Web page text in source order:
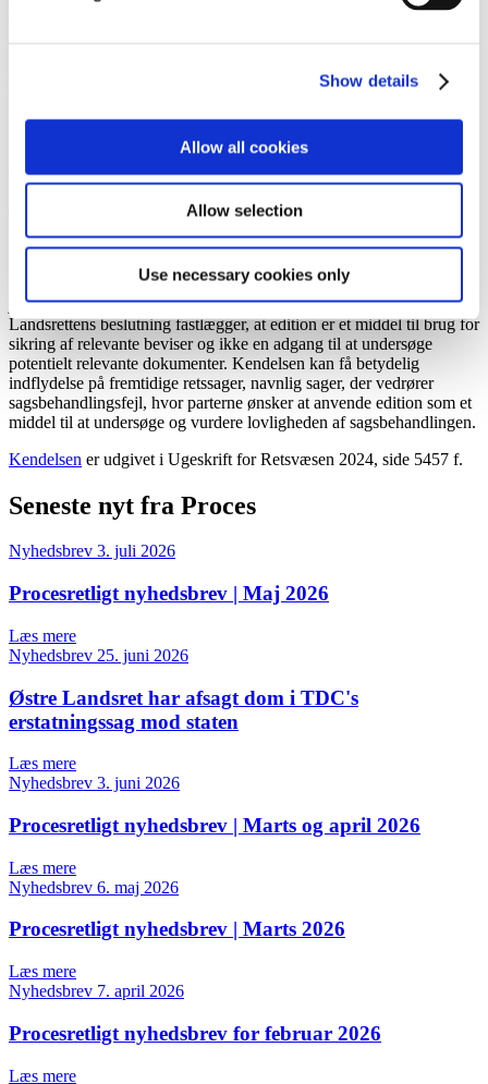
Show details
Allow all cookies
Allow selection
Use necessary cookies only
Formålet med reglerne om tredjemandsedition er at oplyse sagen
er for vidtrækkende eller urimeligt byrdefuldt. Heraf følger, at
edition skal være legitimt og konkret begrundet. Landsretten
omfattede anmodningen den samlede sagsbehandling og en
omfattende gennemgang af dokumenter. Disse to forhold betød, at
anmodning fik karakter af en undersøgelsesmæssig gennemgang af
dokumenter, snarere end en bevissikring. Landsretten fandt derfor, at
tredjemandsedition.
Kendelsen er procesretlig interessant, fordi den præciserer de
juridiske grænser for anvendelsen af tredjemandsedition.
Landsrettens beslutning fastlægger, at edition er et middel til brug for
sikring af relevante beviser og ikke en adgang til at undersøge
potentielt relevante dokumenter. Kendelsen kan få betydelig
indflydelse på fremtidige retssager, navnlig sager, der vedrører
sagsbehandlingsfejl, hvor parterne ønsker at anvende edition som et
middel til at undersøge og vurdere lovligheden af sagsbehandlingen.
Kendelsen er udgivet i Ugeskrift for Retsvæsen 2024, side 5457 f.
Seneste nyt fra Proces
Nyhedsbrev 3. juli 2026
Procesretligt nyhedsbrev | Maj 2026
Læs mere
Nyhedsbrev 25. juni 2026
Østre Landsret har afsagt dom i TDC's
erstatningssag mod staten
Læs mere
Nyhedsbrev 3. juni 2026
Procesretligt nyhedsbrev | Marts og april 2026
Læs mere
Nyhedsbrev 6. maj 2026
Procesretligt nyhedsbrev | Marts 2026
Læs mere
Nyhedsbrev 7. april 2026
Procesretligt nyhedsbrev for februar 2026
Læs mere